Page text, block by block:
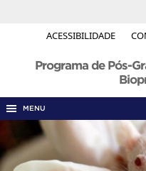
ACESSIBILIDADE
Programa de Pós-
MENU